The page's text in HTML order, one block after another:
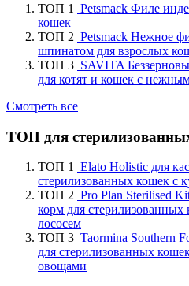
ТОП 1
Petsmack Филе
кошек
ТОП 2 Petsmack Нежное
шпинатом для взрослых
ТОП 3 SAVITA
для котят и кошек с
Смотреть все
ТОП для
ТОП 1 Elato Holistic для
стерилизованных кошек с
ТОП 2 Pro Plan Sterilised
корм для стерилизованных
лососем
ТОП 3 Taormina Southern
для стерилизованных
овощами